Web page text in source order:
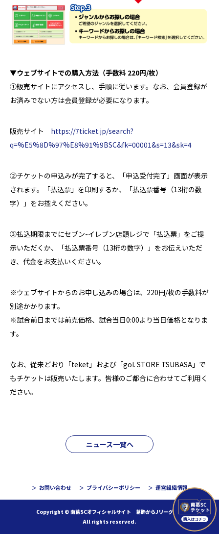
▼ウェブサイトでの購入方法（手数料 220円/枚）
①販売サイトにアクセスし、手順に従います。なお、会員登録が
お済みでない方は会員登録が必要になります。
販売サイト https://7ticket.jp/search?
q=%E5%8D%97%E8%91%9BSC&fk=00001&s=13&sk=4
②チケットの申込みが完了すると、「申込受付完了」画面が表示
されます。「払込票」を印刷するか、「払込票番号（13桁の数
字）」をお控えください。
③払込期限までにセブン-イレブン店頭レジで「払込票」をご提
示いただくか、「払込票番号（13桁の数字）」をお伝えいただ
き、代金をお支払いください。
※ウェブサイトからのお申し込みの場合は、220円/枚の手数料が
別途かかります。
※試合前日までは前売価格、試合当日0:00より当日価格となりま
す。
なお、従来どおり「teket」および「gol. STORE TSUBASA」で
もチケットは販売いたします。皆様のご都合に合わせてご利用く
ださい。
ニュース一覧へ
お問い合わせ プライバシーポリシー 運営組織情報
Copyright © 南葛SCオフィシャルサイト 葛飾からJリーグへ！
All rights reserved.